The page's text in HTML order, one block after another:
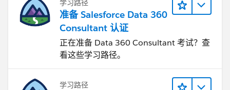
学习路径
准备 Salesforce Data 360
Consultant 认证
正在准备 Data 360 Consultant 考试？查
看这些学习路径。
学习路径